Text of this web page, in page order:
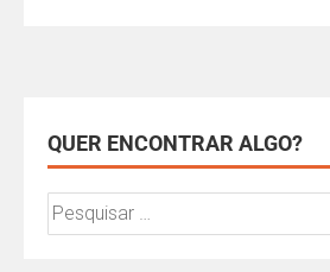
QUER ENCONTRAR ALGO?